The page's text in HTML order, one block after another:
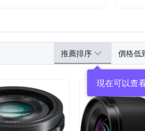
推薦排序 價格低